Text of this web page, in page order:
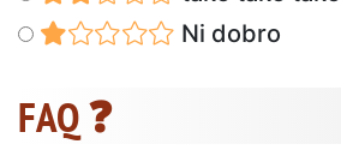
Ni dobro
FAQ ❓